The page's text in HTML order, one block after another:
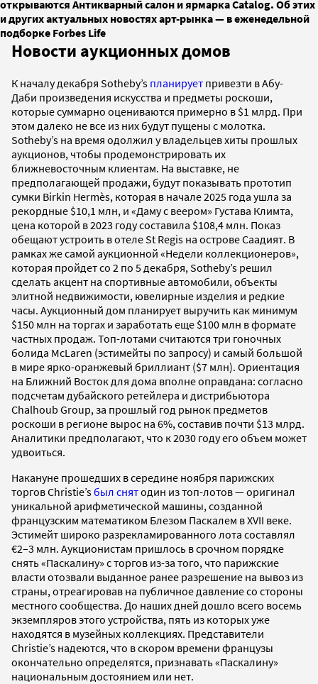
открываются Антикварный салон и ярмарка Сatalog. Об этих
и других актуальных новостях арт-рынка — в еженедельной
подборке Forbes Life
Новости аукционных домов
К началу декабря Sotheby’s планирует привезти в Абу-
Даби произведения искусства и предметы роскоши,
которые суммарно оцениваются примерно в $1 млрд. При
этом далеко не все из них будут пущены с молотка.
Sotheby’s на время одолжил у владельцев хиты прошлых
аукционов, чтобы продемонстрировать их
ближневосточным клиентам. На выставке, не
предполагающей продажи, будут показывать прототип
сумки Birkin Hermès, которая в начале 2025 года ушла за
рекордные $10,1 млн, и «Даму с веером» Густава Климта,
цена которой в 2023 году составила $108,4 млн. Показ
обещают устроить в отеле St Regis на острове Саадият. В
рамках же самой аукционной «Недели коллекционеров»,
которая пройдет со 2 по 5 декабря, Sotheby’s решил
сделать акцент на спортивные автомобили, объекты
элитной недвижимости, ювелирные изделия и редкие
часы. Аукционный дом планирует выручить как минимум
$150 млн на торгах и заработать еще $100 млн в формате
частных продаж. Топ-лотами считаются три гоночных
болида McLaren (эстимейты по запросу) и самый большой
в мире ярко-оранжевый бриллиант ($7 млн). Ориентация
на Ближний Восток для дома вполне оправдана: согласно
подсчетам дубайского ретейлера и дистрибьютора
Chalhoub Group, за прошлый год рынок предметов
роскоши в регионе вырос на 6%, составив почти $13 млрд.
Аналитики предполагают, что к 2030 году его объем может
удвоиться.
Накануне прошедших в середине ноября парижских
торгов Christie’sбыл снятодин из топ-лотов — оригинал
уникальной арифметической машины, созданной
французским математиком Блезом Паскалем в XVII веке.
Эстимейт широко разрекламированного лота составлял
€2–3 млн. Аукционистам пришлось в срочном порядке
снять «Паскалину» с торгов из-за того, что парижские
власти отозвали выданное ранее разрешение на вывоз из
страны, отреагировав на публичное давление со стороны
местного сообщества. До наших дней дошло всего восемь
экземпляров этого устройства, пять из которых уже
находятся в музейных коллекциях. Представители
Christie’s надеются, что в скором времени французы
окончательно определятся, признавать «Паскалину»
национальным достоянием или нет.